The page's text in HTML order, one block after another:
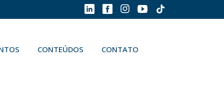
CONTEÚDOS CONTATO